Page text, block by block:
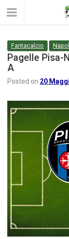
Fantacalcio
Pagelle Pisa-
A
Posted on 20